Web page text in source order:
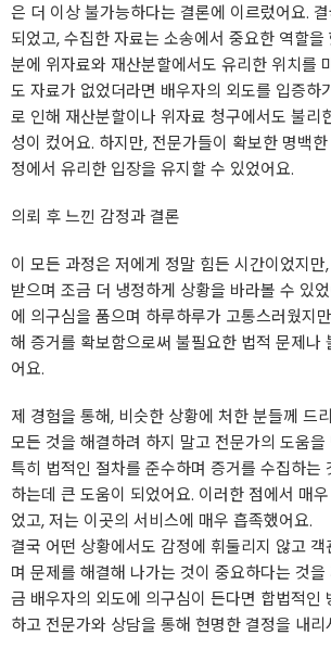
은 더 이상 불가능하다는 결론에 이르렀어요.
되었고, 수집한 자료는 소송에서 중요한 역할을
분에 위자료와 재산분할에서도 유리한 위치를
도 자료가 없었더라면 배우자의 외도를 입증하
로 인해 재산분할이나 위자료 청구에서도 불리
성이 컸어요. 하지만, 전문가들이 확보한 명백
정에서 유리한 입장을 유지할 수 있었어요.
의뢰 후 느낀 감정과 결론
이 모든 과정은 저에게 정말 힘든 시간이었지만,
받으며 조금 더 냉정하게 상황을 바라볼 수 있
에 의구심을 품으며 하루하루가 고통스러웠지
해 증거를 확보함으로써 불필요한 법적 문제나
어요.
제 경험을 통해, 비슷한 상황에 처한 분들께 드
모든 것을 해결하려 하지 말고 전문가의 도움
특히 법적인 절차를 준수하며 증거를 수집하는
하는데 큰 도움이 되었어요. 이러한 점에서 매
었고, 저는 이곳의 서비스에 매우 흡족했어요.
결국 어떤 상황에서도 감정에 휘둘리지 않고
며 문제를 해결해 나가는 것이 중요하다는 것을
금 배우자의 외도에 의구심이 든다면 합법적인
하고 전문가와 상담을 통해 현명한 결정을 내리